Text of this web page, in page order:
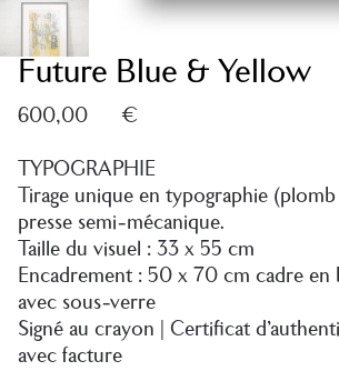
Aller au
contenu
Future Blue & Yellow
600,00 €
TYPOGRAPHIE
Tirage unique en typographie
presse semi-mécanique.
Taille du visuel : 33 x 55 cm
Encadrement : 50 x 70 cm cadre en
avec sous-verre
Signé au crayon | Certificat
avec facture